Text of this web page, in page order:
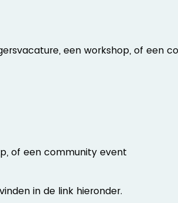
een workshop, of een
of een community event
in de link hieronder.